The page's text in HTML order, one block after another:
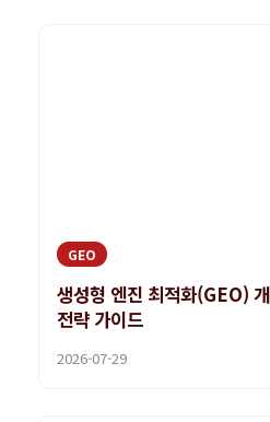
GEO
생성형 엔진 최적화(GEO)
전략 가이드
2026-07-29